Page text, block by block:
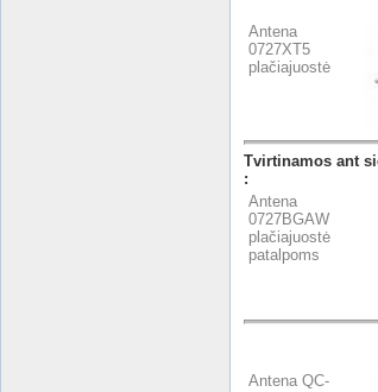
Antena
0727XT5
plačiajuostė
Tvirtinamos ant
:
Antena
0727BGAW
plačiajuostė
patalpoms
Antena QC-